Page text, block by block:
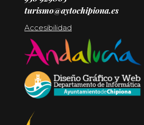
turismo@aytochipiona.es
Accesibilidad